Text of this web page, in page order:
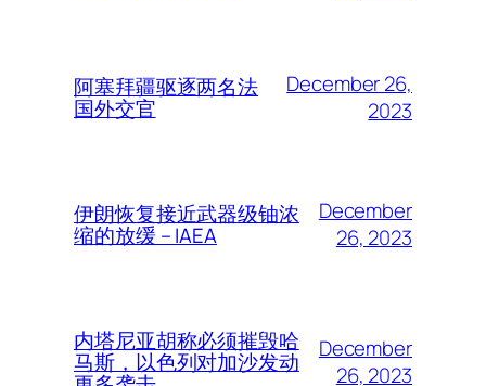
阿塞拜疆驱逐两名法
国外交官
December 26,
2023
伊朗恢复接近武器级铀浓
缩的放缓 – IAEA
December
26, 2023
内塔尼亚胡称必须摧毁哈
马斯，以色列对加沙发动
December
26, 2023